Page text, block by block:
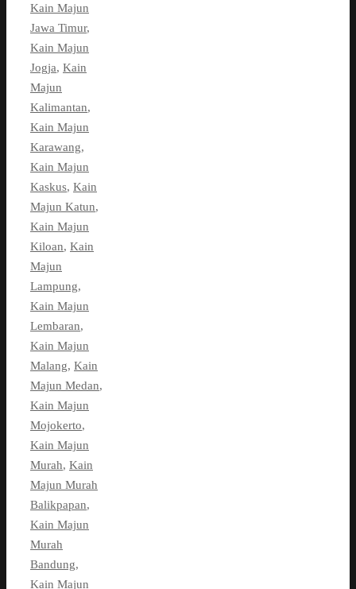
Kain Majun
Jawa Timur,
Kain Majun
Jogja, Kain
Majun
Kalimantan,
Kain Majun
Karawang,
Kain Majun
Kaskus, Kain
Majun Katun,
Kain Majun
Kiloan, Kain
Majun
Lampung,
Kain Majun
Lembaran,
Kain Majun
Malang, Kain
Majun Medan,
Kain Majun
Mojokerto,
Kain Majun
Murah, Kain
Majun Murah
Balikpapan,
Kain Majun
Murah
Bandung,
Kain Majun